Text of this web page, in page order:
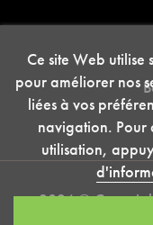
Ce site Web utilise
pour améliorer nos
liées à vos
navigation. Pour
utilisation,
2026 ©